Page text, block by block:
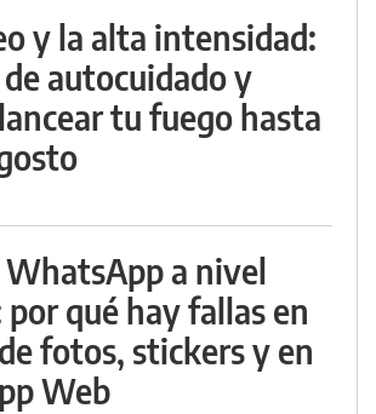
y la alta intensidad:
autocuidado y
tu fuego hasta
WhatsApp a nivel
qué hay fallas en
fotos, stickers y en
Web